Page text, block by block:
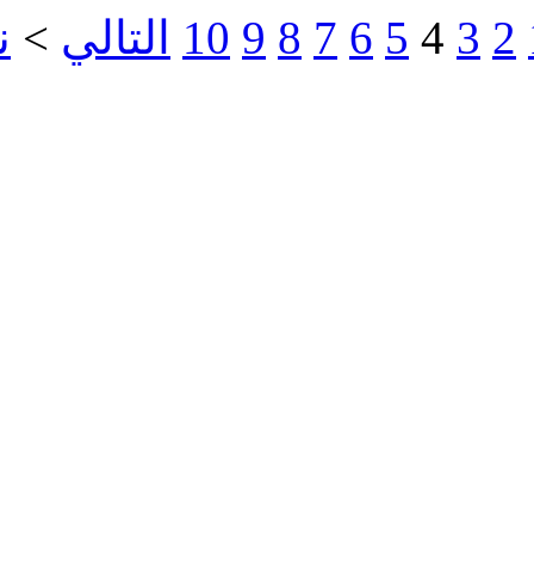
8
9
10 التالي >نهاية>>